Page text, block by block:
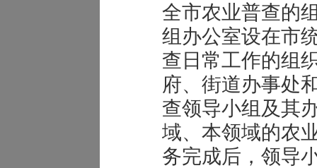
全市农业普查的
组办公室设在市
查日常工作的组
府、街道办事处
查领导小组及其
域、本领域的农
务完成后，领导